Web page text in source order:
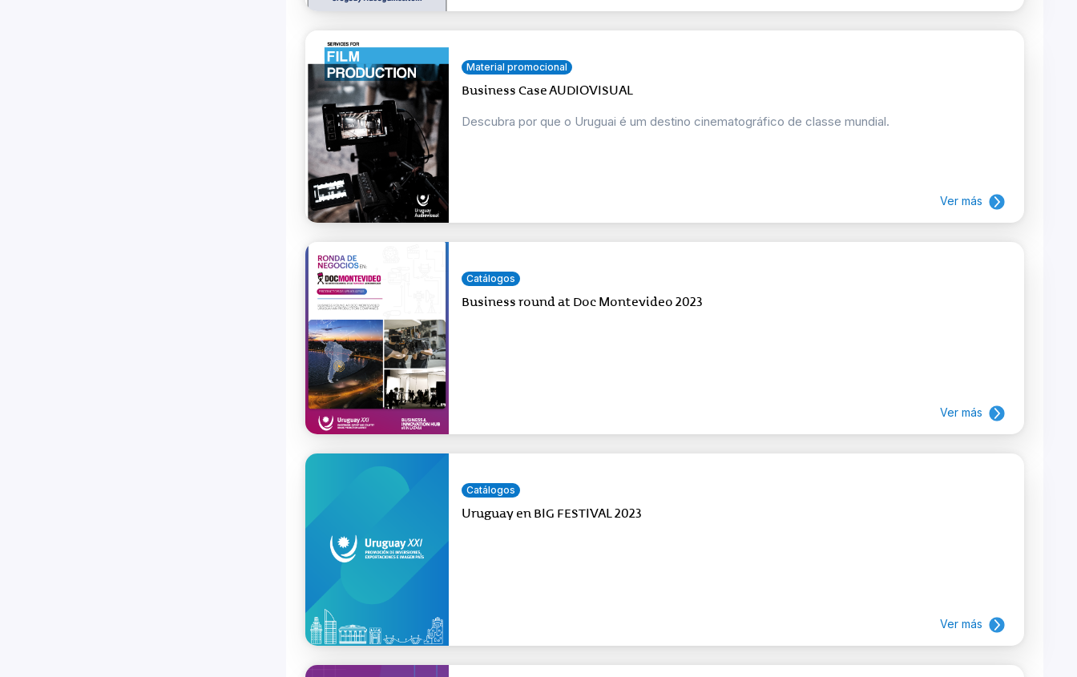
Material promocional
Business Case AUDIOVISUAL
Descubra por que o Uruguai é um destino cinematográfico de classe mundial.
Ver más
Catálogos
Business round at Doc Montevideo 2023
Ver más
Catálogos
Uruguay en BIG FESTIVAL 2023
Ver más